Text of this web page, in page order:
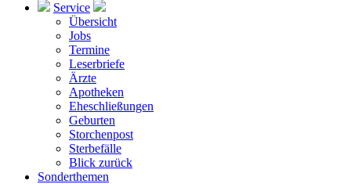
Service
Übersicht
Jobs
Termine
Leserbriefe
Ärzte
Apotheken
Eheschließungen
Geburten
Storchenpost
Sterbefälle
Blick zurück
Sonderthemen